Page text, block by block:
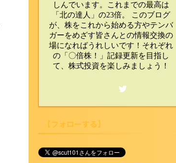
しんでいます。これまでの最高は
「北の達人」の23倍。 このブログ
が、株をこれから始める方やテンバ
ガーをめざす皆さんとの情報交換の
場になればうれしいです！それぞれ
の「〇倍株！」記録更新を目指し
て、株式投資を楽しみましょう！
【フォローする】